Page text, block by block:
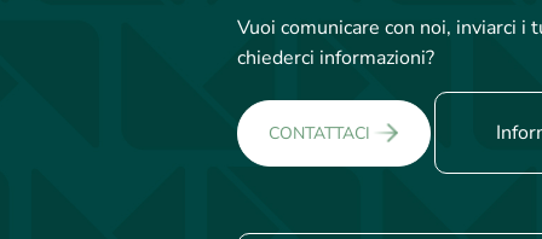
Vuoi comunicare con noi, inviarci
chiederci informazioni?
CONTATTACI